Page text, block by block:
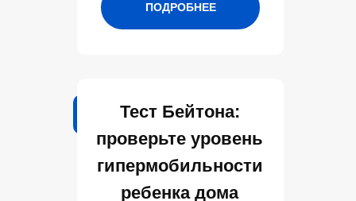
ПОДРОБНЕЕ
Тест Бейтона:
проверьте уровень
гипермобильности
ребенка дома